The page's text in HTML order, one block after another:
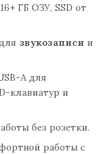
ГБ ОЗУ, SSD от
звукозаписи и
A для
клавиатур и
без розетки.
работы с